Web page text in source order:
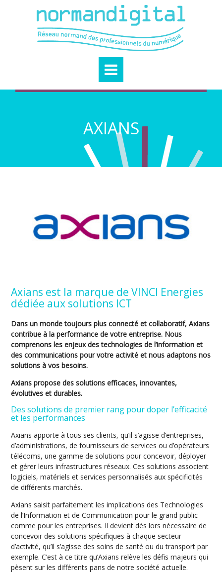
AXIANS
Axians est la marque de VINCI Energies
dédiée aux solutions ICT
Dans un monde toujours plus connecté et collaboratif, Axians
contribue à la performance de votre entreprise. Nous
comprenons les enjeux des technologies de l’information et
des communications pour votre activité et nous adaptons nos
solutions à vos besoins.
Axians propose des solutions efficaces, innovantes,
évolutives et durables.
Des solutions de premier rang pour doper l’efficacité
et les performances
Axians apporte à tous ses clients, qu’il s’agisse d’entreprises,
d’administrations, de fournisseurs de services ou d’opérateurs
télécoms, une gamme de solutions pour concevoir, déployer
et gérer leurs infrastructures réseaux. Ces solutions associent
logiciels, matériels et services personnalisés aux spécificités
de différents marchés.
Axians saisit parfaitement les implications des Technologies
de l’Information et de Communication pour le grand public
comme pour les entreprises. Il devient dès lors nécessaire de
concevoir des solutions spécifiques à chaque secteur
d’activité, qu’il s’agisse des soins de santé ou du transport par
exemple. C’est à ce titre qu’Axians relève les défis majeurs qui
pèsent sur les différents pans de notre société actuelle.